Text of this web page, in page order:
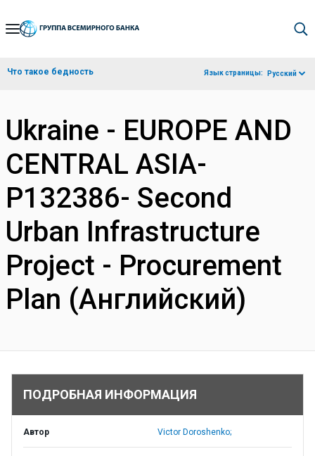
Skip
Navigation
Что такое бедность Язык страницы: Русский
Ukraine - EUROPE AND
CENTRAL ASIA-
P132386- Second
Urban Infrastructure
Project - Procurement
Plan (Английский)
ПОДРОБНАЯ ИНФОРМАЦИЯ
Автор Victor Doroshenko;